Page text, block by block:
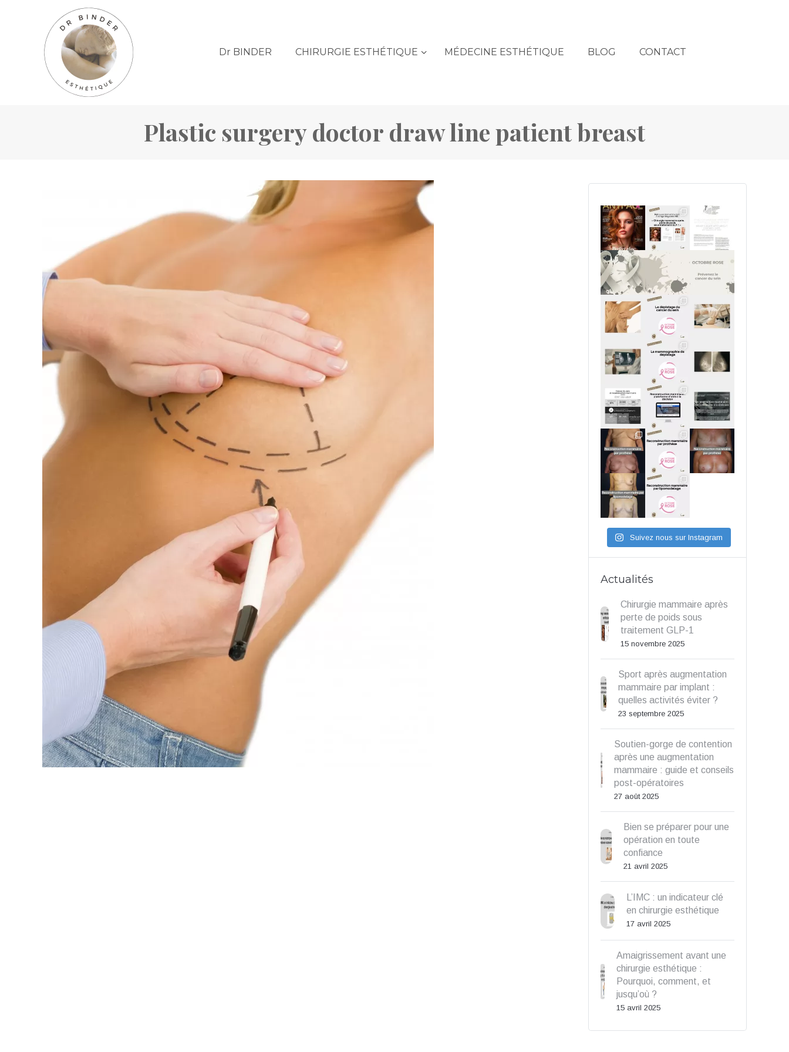
Dr BINDER CHIRURGIE ESTHÉTIQUE MÉDECINE ESTHÉTIQUE BLOG CONTACT
Plastic surgery doctor draw line patient breast
Suivez nous sur Instagram
Actualités
Chirurgie mammaire après
perte de poids sous
traitement GLP-1
15 novembre 2025
Sport après augmentation
mammaire par implant :
quelles activités éviter ?
23 septembre 2025
Soutien-gorge de contention
après une augmentation
mammaire : guide et conseils
post-opératoires
27 août 2025
Bien se préparer pour une
opération en toute
confiance
21 avril 2025
L’IMC : un indicateur clé
en chirurgie esthétique
17 avril 2025
Amaigrissement avant une
chirurgie esthétique :
Pourquoi, comment, et
jusqu’où ?
15 avril 2025